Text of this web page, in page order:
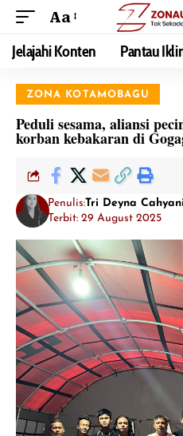
Aa
Jelajahi Konten Pantau
ZONA KOTAMOBAGU
Peduli sesama, aliansi
korban kebakaran di
Penulis:Tri Deyna Cahyani
Terbit: 29 August 2025